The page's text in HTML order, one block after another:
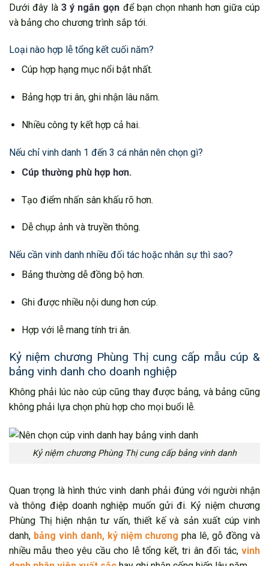
Dưới đây là3 ý ngắn gọn để bạn chọn nhanh hơn giữa cúp
và bảng cho chương trình sắp tới.
Loại nào hợp lễ tổng kết cuối năm?
Cúp hợp hạng mục nổi bật nhất.
Bảng hợp tri ân, ghi nhận lâu năm.
Nhiều công ty kết hợp cả hai.
Nếu chỉ vinh danh 1 đến 3 cá nhân nên chọn gì?
Cúp thường phù hợp hơn.
Tạo điểm nhấn sân khấu rõ hơn.
Dễ chụp ảnh và truyền thông.
Nếu cần vinh danh nhiều đối tác hoặc nhân sự thì sao?
Bảng thường dễ đồng bộ hơn.
Ghi được nhiều nội dung hơn cúp.
Hợp với lễ mang tính tri ân.
Kỷ niệm chương Phùng Thị cung cấp mẫu cúp &
bảng vinh danh cho doanh nghiệp
Không phải lúc nào cúp cũng thay được bảng, và bảng cũng
không phải lựa chọn phù hợp cho mọi buổi lễ.
Kỷ niệm chương Phùng Thị cung cấp bảng vinh danh
Quan trọng là hình thức vinh danh phải đúng với người nhận
và thông điệp doanh nghiệp muốn gửi đi. Kỷ niệm chương
Phùng Thị hiện nhận tư vấn, thiết kế và sản xuất cúp vinh
danh, bảng vinh danh, kỷ niệm chương pha lê, gỗ đồng và
nhiều mẫu theo yêu cầu cho lễ tổng kết, tri ân đối tác, vinh